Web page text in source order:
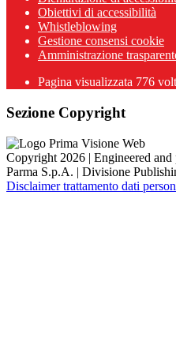
Obiettivi di accessibilità
Whistleblowing
Gestione consensi cookie
Amministrazione
Pagina visualizzata 776
Sezione Copyright
Copyright 2026 | Engineered
Parma S.p.A. | Divisione
Disclaimer trattamento dati